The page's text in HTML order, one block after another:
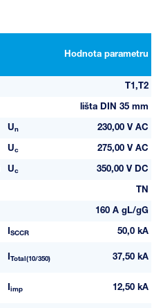
Hodnota parametru
T1,T2
lišta DIN 35 mm
Un 230,00 V AC
Uc 275,00 V AC
Uc 350,00 V DC
TN
160 A gL/gG
SCCR 50,0 kA
Total(10/350) 37,50 kA
imp 12,50 kA